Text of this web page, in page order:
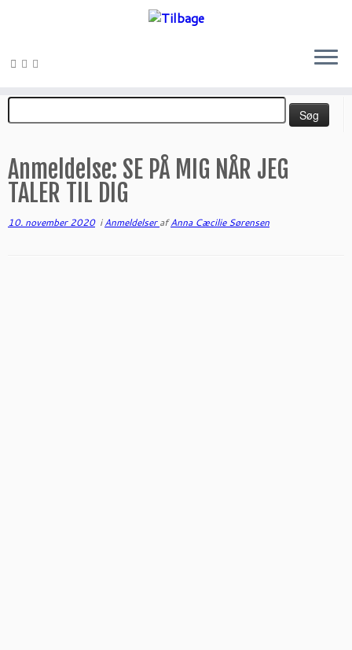
indhold
Søg
efter:
Anmeldelse: SE PÅ MIG NÅR JEG
TALER TIL DIG
10. november 2020iAnmeldelserafAnna Cæcilie Sørensen